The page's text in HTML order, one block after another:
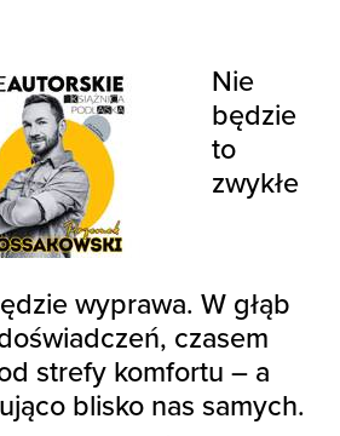
Nie
będzie
to
zwykłe
wyprawa. W głąb
czasem
strefy komfortu – a
blisko nas samych.